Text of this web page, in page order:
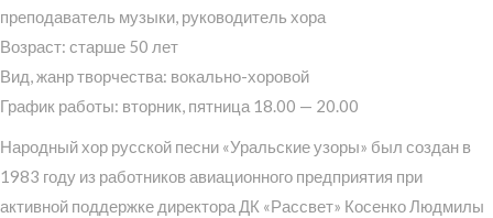
преподаватель музыки, руководитель хора
Возраст: старше 50 лет
Вид, жанр творчества: вокально-хоровой
График работы: вторник, пятница 18.00 — 20.00
Народный хор русской песни «Уральские узоры» был создан в
1983 году из работников авиационного предприятия при
активной поддержке директора ДК «Рассвет» Косенко Людмилы